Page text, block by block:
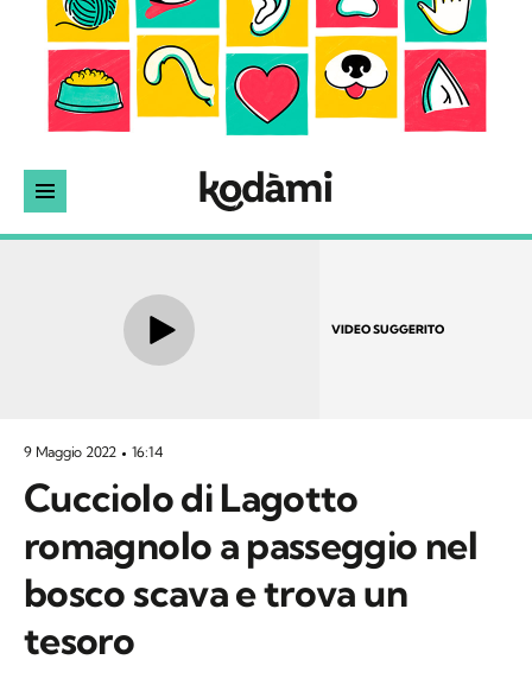
VIDEO SUGGERITO
9 Maggio 2022 16:14
Cucciolo di Lagotto
romagnolo a passeggio nel
bosco scava e trova un
tesoro